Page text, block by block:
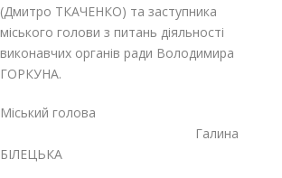
(Дмитро ТКАЧЕНКО) та заступника
міського голови з питань діяльності
виконавчих органів ради Володимира
ГОРКУНА.
Міський голова
Галина
БІЛЕЦЬКА